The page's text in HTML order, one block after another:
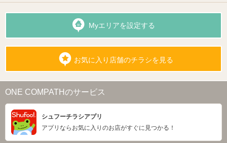
Myエリアを設定する
お気に入り店舗のチラシを見る
ONE COMPATHのサービス
シュフーチラシアプリ
アプリならお気に入りのお店がすぐに見つかる！